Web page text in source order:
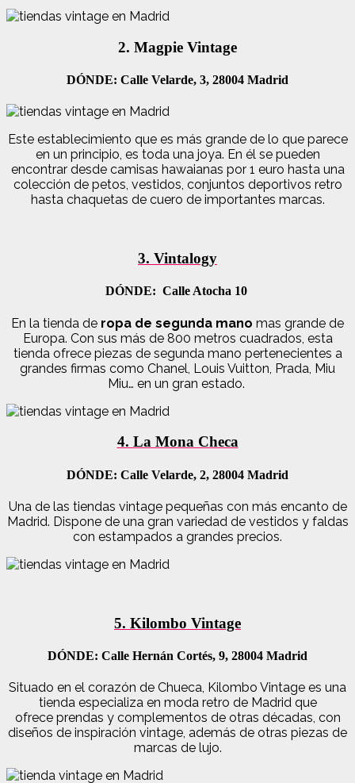
2. Magpie Vintage
DÓNDE: Calle Velarde, 3, 28004 Madrid
Este establecimiento que es más grande de lo que parece
en un principio, es toda una joya. En él se pueden
encontrar desde camisas hawaianas por 1 euro hasta una
colección de petos, vestidos, conjuntos deportivos retro
hasta chaquetas de cuero de importantes marcas.
3. Vintalogy
DÓNDE: Calle Atocha 10
En la tienda de ropa de segunda mano mas grande de
Europa. Con sus más de 800 metros cuadrados, esta
tienda ofrece piezas de segunda mano pertenecientes a
grandes firmas como Chanel, Louis Vuitton, Prada, Miu
Miu… en un gran estado.
4. La Mona Checa
DÓNDE: Calle Velarde, 2, 28004 Madrid
Una de las tiendas vintage pequeñas con más encanto de
Madrid. Dispone de una gran variedad de vestidos y faldas
con estampados a grandes precios.
5. Kilombo Vintage
DÓNDE: Calle Hernán Cortés, 9, 28004 Madrid
Situado en el corazón de Chueca, Kilombo Vintage es una
tienda especializa en moda retro de Madrid que
ofrece prendas y complementos de otras décadas, con
diseños de inspiración vintage, además de otras piezas de
marcas de lujo.